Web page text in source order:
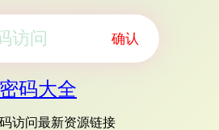
确认
密码大全
访问最新资源链接